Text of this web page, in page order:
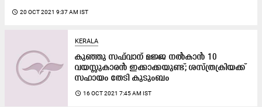
access_time 20 OCT 2021 9:37 AM IST
KERALA
കുഞ്ഞു സഫ്‌വാന് മജ്ജ നല്‍കാന്‍ 10
വയസ്സുകാരന്‍ ഇക്കാക്കയുണ്ട്; ശസ്ത്രക്രിയക്ക്
സഹായം തേടി കുടുംബം
access_time 16 OCT 2021 7:45 AM IST